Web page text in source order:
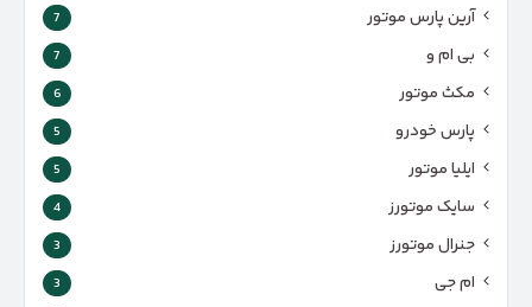
آرین پارس موتور 7
بی ام و 7
مکث موتور 6
پارس‌ خودرو 5
ایلیا موتور 5
سایک موتورز 4
جنرال موتورز 3
ام جی 3